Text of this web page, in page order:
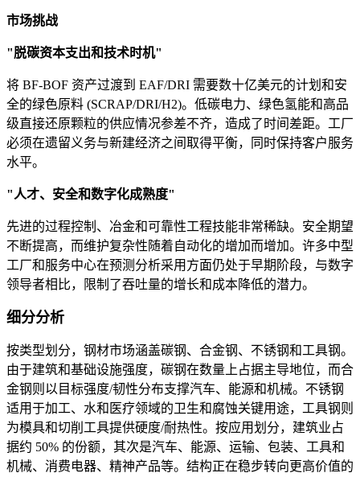
市场挑战
"脱碳资本支出和技术时机"
将 BF-BOF 资产过渡到 EAF/DRI 需要数十亿美元的计划和安
全的绿色原料 (SCRAP/DRI/H2)。低碳电力、绿色氢能和高品
级直接还原颗粒的供应情况参差不齐，造成了时间差距。工厂
必须在遗留义务与新建经济之间取得平衡，同时保持客户服务
水平。
"人才、安全和数字化成熟度"
先进的过程控制、冶金和可靠性工程技能非常稀缺。安全期望
不断提高，而维护复杂性随着自动化的增加而增加。许多中型
工厂和服务中心在预测分析采用方面仍处于早期阶段，与数字
领导者相比，限制了吞吐量的增长和成本降低的潜力。
细分分析
按类型划分，钢材市场涵盖碳钢、合金钢、不锈钢和工具钢。
由于建筑和基础设施强度，碳钢在数量上占据主导地位，而合
金钢则以目标强度/韧性分布支撑汽车、能源和机械。不锈钢
适用于加工、水和医疗领域的卫生和腐蚀关键用途，工具钢则
为模具和切削工具提供硬度/耐热性。按应用划分，建筑业占
据约 50% 的份额，其次是汽车、能源、运输、包装、工具和
机械、消费电器、精神产品等。结构正在稳步转向更高价值的